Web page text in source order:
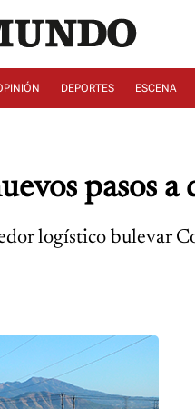
DEPORTES ESCENA
pasos a
logístico bulevar